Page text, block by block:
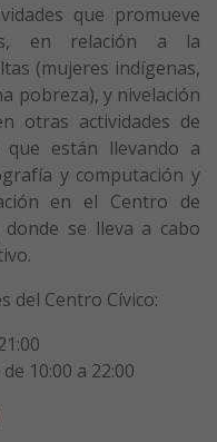
que promueve
en relación a la
(mujeres indígenas,
pobreza), y nivelación
otras actividades de
que están llevando a
y computación y
en el Centro de
se lleva a cabo
del Centro Cívico:
10:00 a 22:00